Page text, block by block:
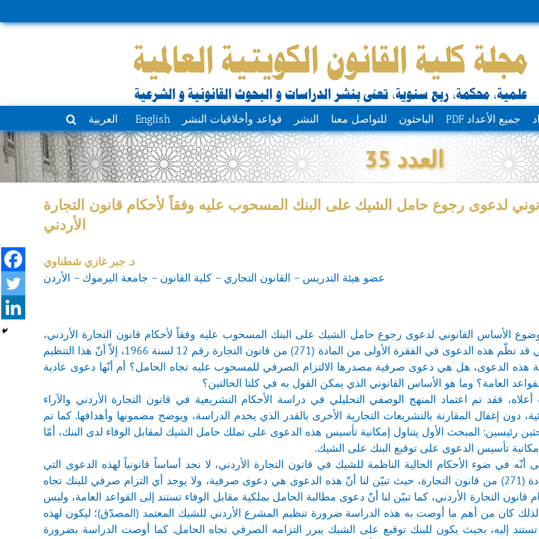
جميع الأعداد PDF الباحثون للتواصل معنا النشر قواعد وأخلاقيات النشر English العربية
العدد 35
لدعوى رجوع حامل الشيك على البنك المسحوب عليه وفقاً لأحكام قانون التجارة
الأردني
د. جبر غازي شطناوي
عضو هيئة التدريس – القانون التجاري – كلية القانون – جامعة اليرموك – الأردن
الأساس القانوني لدعوى رجوع حامل الشيك على البنك المسحوب عليه وفقاً لأحكام قانون التجارة الأردني،
حيث إنّ المشرع الأردني قد نظّم هذه الدعوى في الفقرة الأولى من المادة (271) من قانون التجارة رقم 12 لسنة 1966، إلاّ أنّ هذا التنظيم
هذه الدعوى، هل هي دعوى صرفية مصدرها الالتزام الصرفي للمسحوب عليه تجاه الحامل؟ أم أنّها دعوى عادية
العامة؟ وما هو الأساس القانوني الذي يمكن القول به في كلتا الحالتين؟
أعلاه، فقد تم اعتماد المنهج الوصفي التحليلي في دراسة الأحكام التشريعية في قانون التجارة الأردني والآراء
دون إغفال المقارنة بالتشريعات التجارية الأخرى بالقدر الذي يخدم الدراسة، ويوضح مضمونها وأهدافها. كما تم
رئيسين: المبحث الأول يتناول إمكانية تأسيس هذه الدعوى على تملك حامل الشيك لمقابل الوفاء لدى البنك، أمّا
إمكانية تأسيس الدعوى على توقيع البنك على الشيك.
في ضوء الأحكام الحالية الناظمة للشيك في قانون التجارة الأردني، لا نجد أساساً قانونياً لهذه الدعوى التي
نظّمها المشرع في المادة (271) من قانون التجارة، حيث تبيّن لنا أنّ هذه الدعوى هي دعوى صرفية، ولا يوجد أي التزام صرفي للبنك تجاه
التجارة الأردني، كما تبيّن لنا أنّ دعوى مطالبة الحامل بملكية مقابل الوفاء تستند إلى القواعد العامة، وليس
كان من أهم ما أوصت به هذه الدراسة ضرورة تنظيم المشرع الأردني للشيك المعتمد (المصدّق)؛ ليكون لهذه
إليه، بحيث يكون للبنك توقيع على الشيك يبرر التزامه الصرفي تجاه الحامل. كما أوصت الدراسة بضرورة